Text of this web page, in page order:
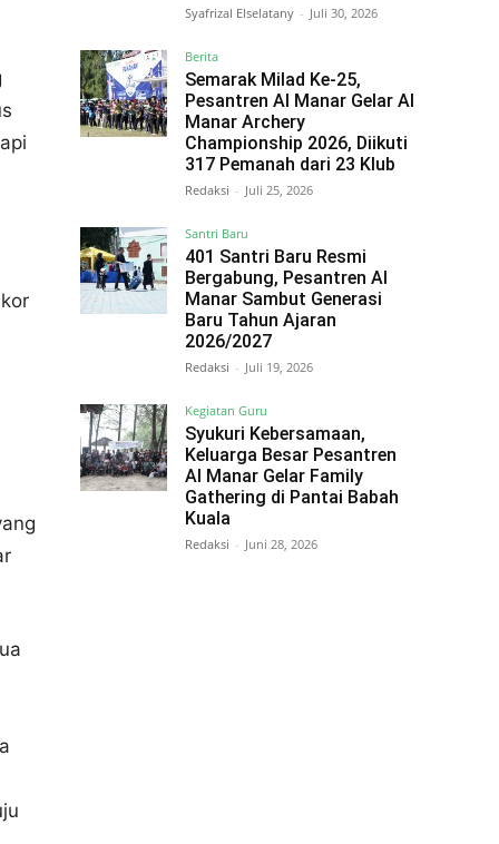
Syafrizal Elselatany - Juli 30, 2026
Berita
Semarak Milad Ke-25,
Pesantren Al Manar Gelar Al
Manar Archery
Championship 2026, Diikuti
317 Pemanah dari 23 Klub
Redaksi - Juli 25, 2026
Santri Baru
401 Santri Baru Resmi
Bergabung, Pesantren Al
Manar Sambut Generasi
Baru Tahun Ajaran
2026/2027
Redaksi - Juli 19, 2026
Kegiatan Guru
Syukuri Kebersamaan,
Keluarga Besar Pesantren
Al Manar Gelar Family
Gathering di Pantai Babah
Kuala
Redaksi - Juni 28, 2026